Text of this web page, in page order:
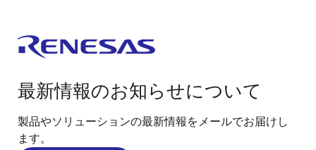
最新情報のお知らせについて
製品やソリューションの最新情報をメールでお届けし
ます。